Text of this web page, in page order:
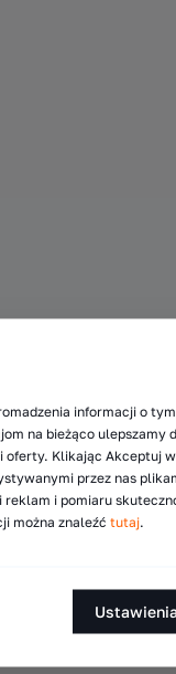
Serwis
Oddziały
informacji o
na bieżąco ulepszamy
Klikając Akceptuj
przez nas
reklam i pomiaru
można znaleźć tutaj.